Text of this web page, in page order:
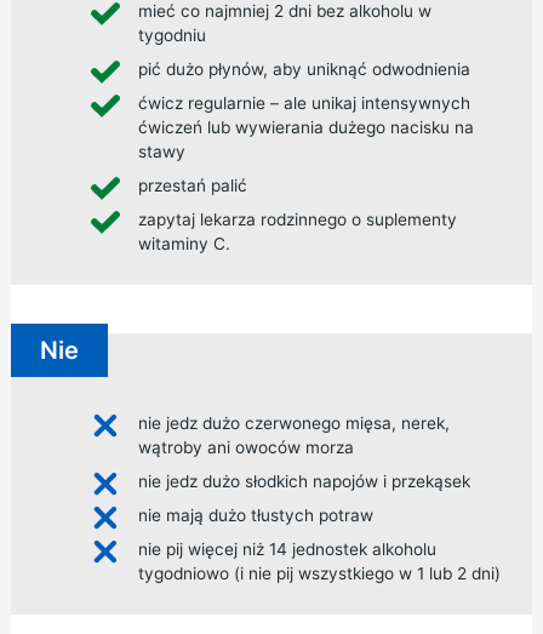
mieć co najmniej 2 dni bez alkoholu w
tygodniu
pić dużo płynów, aby uniknąć odwodnienia
ćwicz regularnie – ale unikaj intensywnych
ćwiczeń lub wywierania dużego nacisku na
stawy
przestań palić
zapytaj lekarza rodzinnego o suplementy
witaminy C.
Nie
nie jedz dużo czerwonego mięsa, nerek,
wątroby ani owoców morza
nie jedz dużo słodkich napojów i przekąsek
nie mają dużo tłustych potraw
nie pij więcej niż 14 jednostek alkoholu
tygodniowo (i nie pij wszystkiego w 1 lub 2 dni)